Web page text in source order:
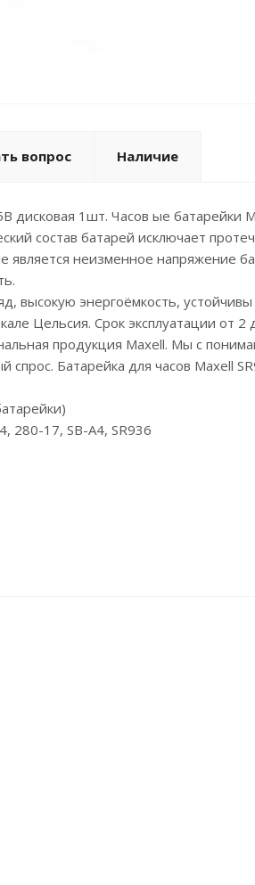
вопрос Наличие
дисковая 1шт. Часов ые
состав батарей исключает
неизменное напряжение
высокую энергоёмкость,
Цельсия. Срок эксплуатации от 2
продукция Maxell. Мы с
Батарейка для часов Maxell
280-17, SB-A4, SR936